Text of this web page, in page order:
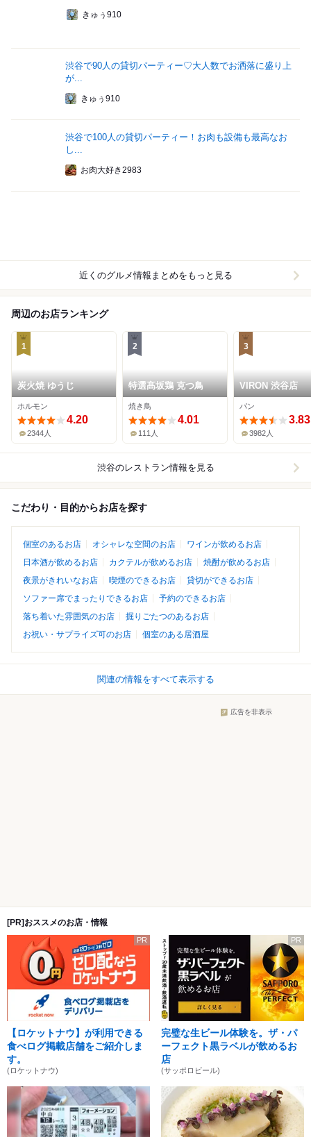
きゅぅ910
渋谷で90人の貸切パーティー♡大人数でお洒落に盛り上
が...
きゅぅ910
渋谷で100人の貸切パーティー！お肉も設備も最高なお
し...
お肉大好き2983
近くのグルメ情報まとめをもっと見る
周辺のお店ランキング
1
炭火焼 ゆうじ
ホルモン
4.20
2344人
2
特選髙坂鶏 克つ鳥
焼き鳥
4.01
111人
3
VIRON 渋谷店
パン
3.83
3982人
渋谷のレストラン情報を見る
こだわり・目的からお店を探す
個室のあるお店 オシャレな空間のお店
ワインが飲めるお店
日本酒が飲めるお店
カクテルが飲めるお店
焼酎が飲めるお店
夜景がきれいなお店
喫煙のできるお店
貸切ができるお店
ソファー席でまったりできるお店
予約のできるお店
落ち着いた雰囲気のお店
掘りごたつのあるお店
お祝い・サプライズ可のお店
個室のある居酒屋
関連の情報をすべて表示する
広告を非表示
[PR]おススメのお店・情報
PR
【ロケットナウ】が利用できる
食べログ掲載店舗をご紹介しま
す。
(ロケットナウ)
PR
完璧な生ビール体験を。ザ・パ
ーフェクト黒ラベルが飲めるお
店
(サッポロビール)